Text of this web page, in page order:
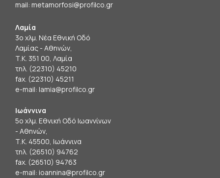
mail: metamorfosi@profilco.gr
Λαμία
3ο χλμ. Νέα Εθνική Οδό
Λαμίας - Αθηνών,
Τ.Κ. 351 00, Λαμία
τηλ. (22310) 45210
fax. (22310) 45211
e-mail: lamia@profilco.gr
Ιωάννινα
5ο χλμ. Εθνική Οδό Ιωαννίνων
- Αθηνών,
Τ.Κ. 45500, Ιωάννινα
τηλ. (26510) 94762
fax. (26510) 94763
e-mail: ioannina@profilco.gr